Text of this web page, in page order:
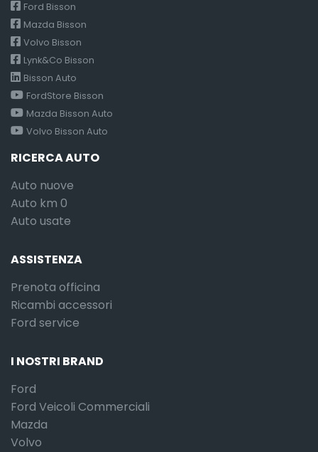
Ford Bisson
Mazda Bisson
Volvo Bisson
Lynk&Co Bisson
Bisson Auto
FordStore Bisson
Mazda Bisson Auto
Volvo Bisson Auto
RICERCA AUTO
Auto nuove
Auto km 0
Auto usate
ASSISTENZA
Prenota officina
Ricambi accessori
Ford service
I NOSTRI BRAND
Ford
Ford Veicoli Commerciali
Mazda
Volvo